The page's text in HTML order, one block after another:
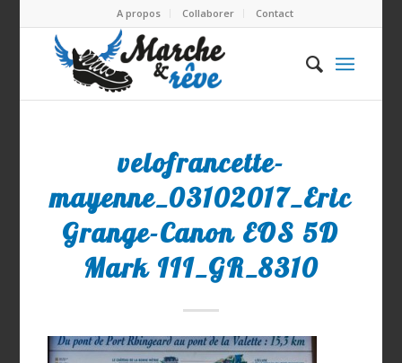
A propos Collaborer Contact
velofrancette-
mayenne_03102017_Eric
Grange-Canon EOS 5D
Mark III_GR_8310